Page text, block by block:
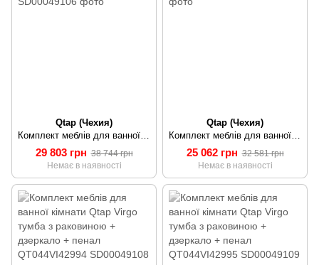
Qtap (Чехия)
29 803 грн 38 744 грн
Немає в наявності
Qtap (Чехия)
25 062 грн 32 581 грн
Немає в наявності